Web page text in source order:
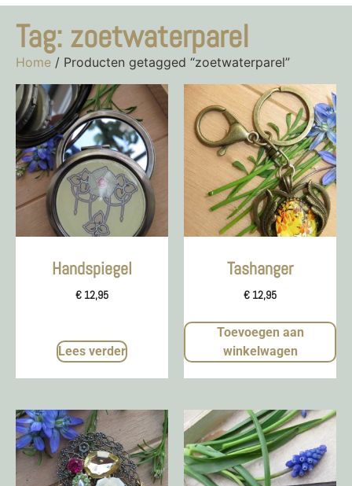
Tag: zoetwaterparel
Home / Producten getagged “zoetwaterparel”
Handspiegel
€ 12,95
Lees verder
Tashanger
€ 12,95
Toevoegen aan
winkelwagen